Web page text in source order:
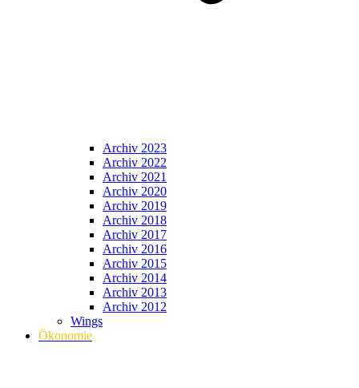
Archiv 2023
Archiv 2022
Archiv 2021
Archiv 2020
Archiv 2019
Archiv 2018
Archiv 2017
Archiv 2016
Archiv 2015
Archiv 2014
Archiv 2013
Archiv 2012
Wings
Ökonomie